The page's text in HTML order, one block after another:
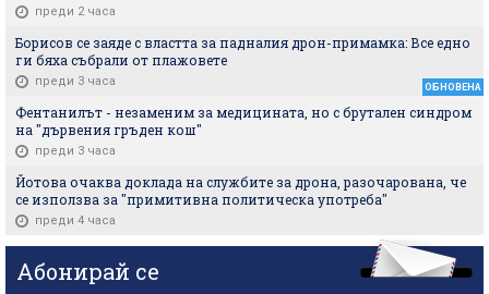
преди 2 часа
Борисов се заяде с властта за падналия дрон-примамка: Все едно
ги бяха събрали от плажовете
преди 3 часа ОБНОВЕНА
Фентанилът - незаменим за медицината, но с брутален синдром
на "дървения гръден кош"
преди 3 часа
Йотова очаква доклада на службите за дрона, разочарована, че
се използва за "примитивна политическа употреба"
преди 4 часа
Абонирай се